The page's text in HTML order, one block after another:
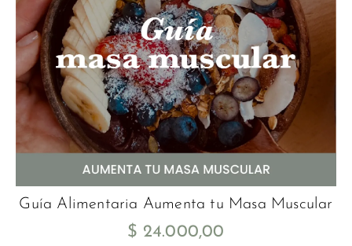
Guía Alimentaria Aumenta tu Masa Muscular
$ 24.000,00